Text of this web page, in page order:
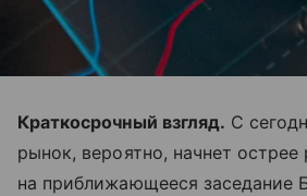
Краткосрочный взгляд. С
рынок, вероятно, начнет острее
на приближающееся заседание